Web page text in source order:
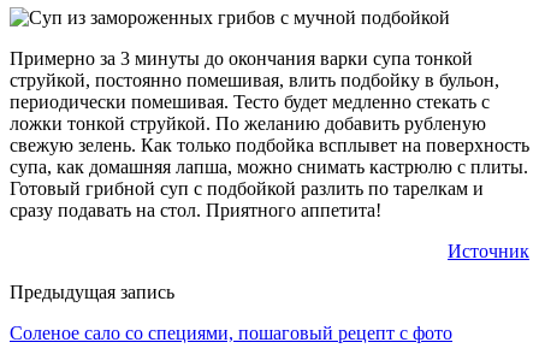
Примерно за 3 минуты до окончания варки супа тонкой
струйкой, постоянно помешивая, влить подбойку в бульон,
периодически помешивая. Тесто будет медленно стекать с
ложки тонкой струйкой. По желанию добавить рубленую
свежую зелень. Как только подбойка всплывет на поверхность
супа, как домашняя лапша, можно снимать кастрюлю с плиты.
Готовый грибной суп с подбойкой разлить по тарелкам и
сразу подавать на стол. Приятного аппетита!
Источник
Предыдущая запись
Соленое сало со специями, пошаговый рецепт с фото